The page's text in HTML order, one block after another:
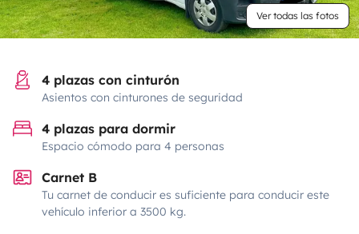
Ver todas las fotos
4 plazas con cinturón
Asientos con cinturones de seguridad
4 plazas para dormir
Espacio cómodo para 4 personas
Carnet B
Tu carnet de conducir es suficiente para conducir este
vehículo inferior a 3500 kg.